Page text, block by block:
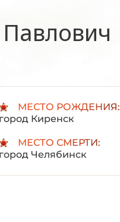
МЕСТО РОЖДЕНИЯ:
город Киренск
МЕСТО СМЕРТИ:
город Челябинск